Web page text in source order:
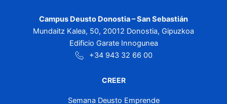
Campus Deusto Donostia – San Sebastián
Mundaitz Kalea, 50, 20012 Donostia, Gipuzkoa
Edificio Garate Innogunea
+34 943 32 66 00
CREER
Semana Deusto Emprende